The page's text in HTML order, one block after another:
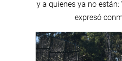
y a quienes ya no están:
expresó